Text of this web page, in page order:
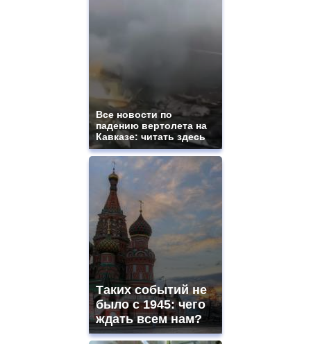
https://www.replicasrelojes.to/
Все новости по
падению вертолета на
Кавказе: читать здесь
Таких событий не
было с 1945: чего
ждать всем нам?